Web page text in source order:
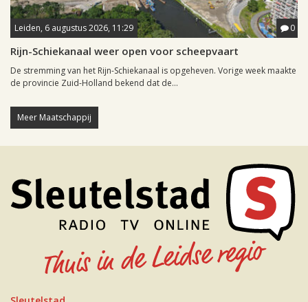
Leiden, 6 augustus 2026, 11:29 0
Rijn-Schiekanaal weer open voor scheepvaart
De stremming van het Rijn-Schiekanaal is opgeheven. Vorige week maakte
de provincie Zuid-Holland bekend dat de...
Meer Maatschappij